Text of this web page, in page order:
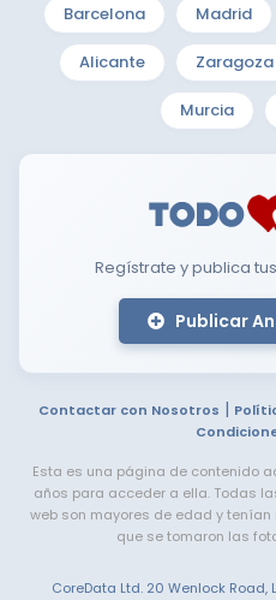
Barcelona Madrid
Alicante Zaragoza
Murcia
Regístrate y publica
Publicar
Contactar con Nosotros |
Esta es una página de contenido
años para acceder a ella. Todas
web son mayores de edad y tenían
que se tomaron las
CoreData Ltd. 20 Wenlock Road,